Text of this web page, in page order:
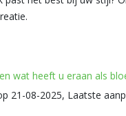
wat heeft u eraan als
21-08-2025, Laatste